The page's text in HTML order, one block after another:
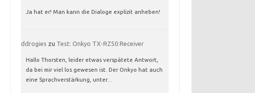
Ja hat er! Man kann die Dialoge explizit anheben!
ddrogies zu Test: Onkyo TX-RZ50 Receiver
Hallo Thorsten, leider etwas verspätete Antwort,
da bei mir viel los gewesen ist. Der Onkyo hat auch
eine Sprachverstärkung, unter…